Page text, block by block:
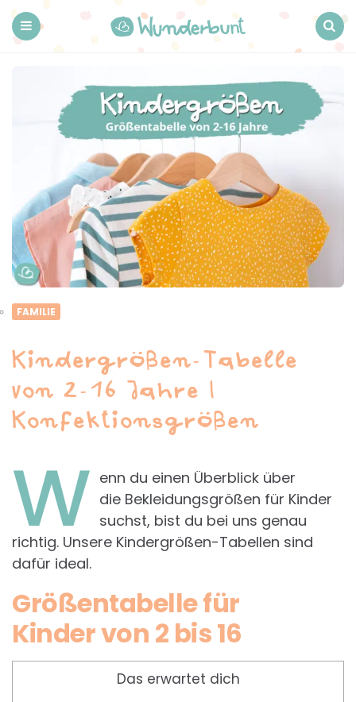
FAMILIE
Kindergrößen-Tabelle
von 2-16 Jahre |
Konfektionsgrößen
W enn du einen Überblick über
die Bekleidungsgrößen für Kinder
suchst, bist du bei uns genau
richtig. Unsere Kindergrößen-Tabellen sind
dafür ideal.
Größentabelle für
Kinder von 2 bis 16
Das erwartet dich